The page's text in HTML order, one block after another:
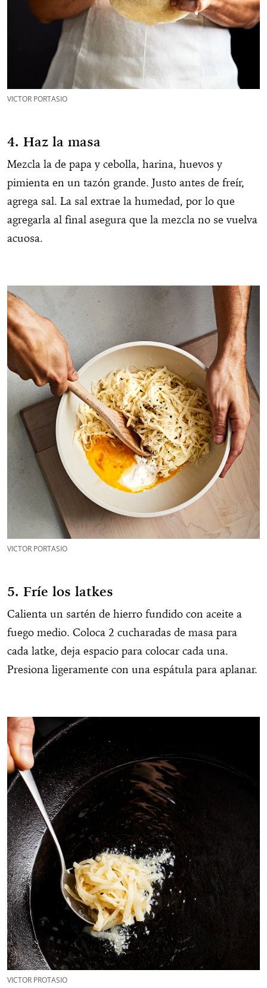
VICTOR PORTASIO
4. Haz la masa
Mezcla la de papa y cebolla, harina, huevos y
pimienta en un tazón grande. Justo antes de freír,
agrega sal. La sal extrae la humedad, por lo que
agregarla al final asegura que la mezcla no se vuelva
acuosa.
VICTOR PORTASIO
5. Fríe los latkes
Calienta un sartén de hierro fundido con aceite a
fuego medio. Coloca 2 cucharadas de masa para
cada latke, deja espacio para colocar cada una.
Presiona ligeramente con una espátula para aplanar.
VICTOR PROTASIO